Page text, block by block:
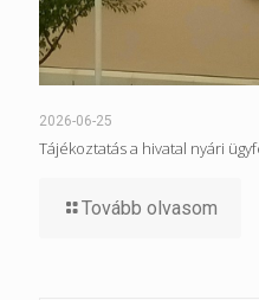
2026-06-25
Tájékoztatás a hivatal nyári
Tovább olvasom